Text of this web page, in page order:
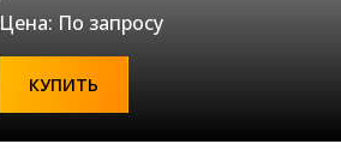
Цена: По запросу
КУПИТЬ